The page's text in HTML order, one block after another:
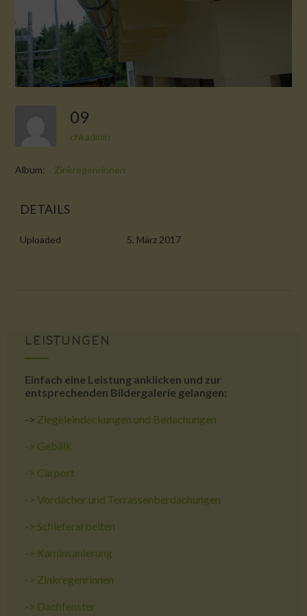
09
chkadmin
Album: Zinkregenrinnen
DETAILS
Uploaded 5. März 2017
LEISTUNGEN
Einfach eine Leistung anklicken und zur
entsprechenden Bildergalerie gelangen:
-> Ziegeleindeckungen und Bedachungen
-> Gebälk
-> Carport
->Vordächer und Terrassenberdachungen
-> Schieferarbeiten
-> Kaminsanierung
-> Zinkregenrinnen
-> Dachfenster